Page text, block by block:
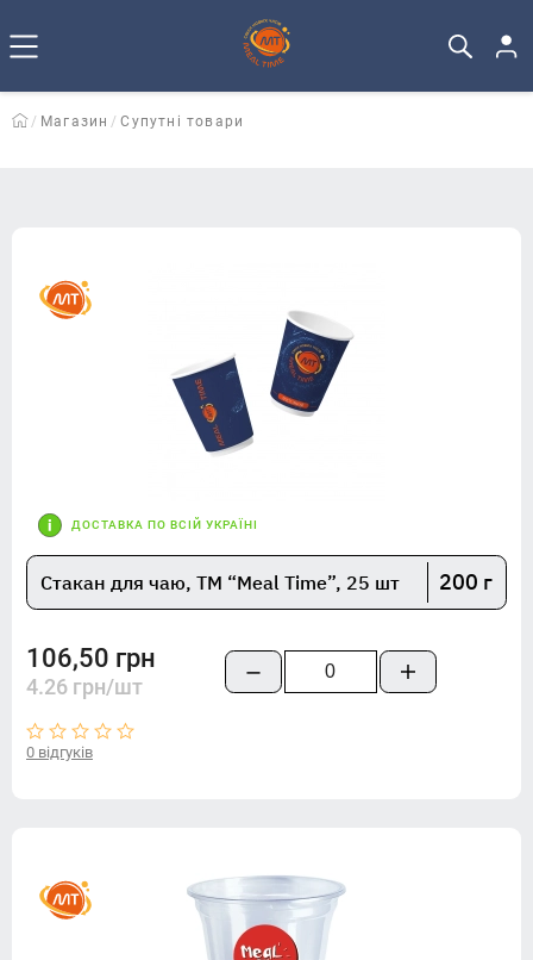
Магазин Супутні товари
ДОСТАВКА ПО ВСІЙ УКРАЇНІ
Стакан для чаю, TM “Meal Time”, 25 шт 200 г
106,50 грн
4.26 грн/шт
0 відгуків